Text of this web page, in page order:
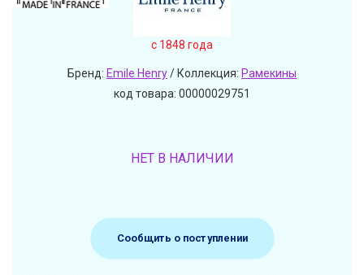
c 1848 года
Бренд: Emile Henry/ Коллекция: Рамекины
код товара: 00000029751
НЕТ В НАЛИЧИИ
Сообщить о поступлении